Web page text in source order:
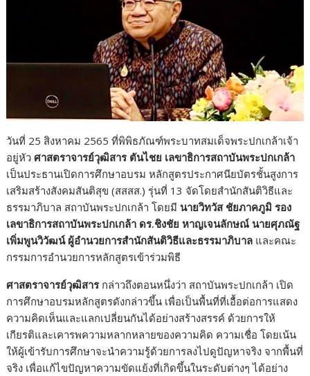
วันที่ 25 สิงหาคม 2565 ที่พิพิธภัณฑ์พระบาทสมเด็จพระปกเกล้าเจ้า
อยู่หัว ศาสตราจารย์วุฒิสาร ตันไชย เลขาธิการสถาบันพระปกเกล้า
เป็นประธานเปิดการศึกษาอบรม หลักสูตรประกาศนียบัตรชั้นสูงการ
เสริมสร้างสังคมสันติสุข (สสสส.) รุ่นที่ 13 จัดโดยสำนักสันติวิธีและ
ธรรมาภิบาล สถาบันพระปกเกล้า โดยมี นายวิทวัส ชัยภาคภูมิ รอง
เลขาธิการสถาบันพระปกเกล้า ดร.ชิงชัย หาญเจนลักษณ์ นายศุภณัฐ
เพิ่มพูนวิวัฒน์ ผู้อำนวยการสำนักสันติวิธีและธรรมาภิบาล และคณะ
กรรมการอำนวยการหลักสูตรเข้าร่วมพิธี
ศาสตราจารย์วุฒิสารกล่าวถึงตอนหนึ่งว่า สถาบันพระปกเกล้า เปิด
การศึกษาอบรมหลักสูตรดังกล่าวขึ้น เพื่อเป็นพื้นที่ที่เอื้อต่อการแสดง
ความคิดเห็นและแลกเปลี่ยนกันได้อย่างสร้างสรรค์ ด้วยการให้
เกียรติและเคารพความหลากหลายของความคิด ความเชื่อ โดยเน้น
ให้ผู้เข้ารับการศึกษาจะนำความรู้ด้วยการลงไปดูปัญหาจริง จากพื้นที่
จริง เพื่อแก้ไขปัญหาความขัดแย้งที่เกิดขึ้นในระดับต่างๆ ได้อย่าง